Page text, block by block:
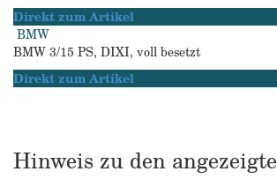
Direkt zum Artikel
BMW
BMW 3/15 PS, DIXI, voll besetzt
Direkt zum Artikel
Hinweis zu den